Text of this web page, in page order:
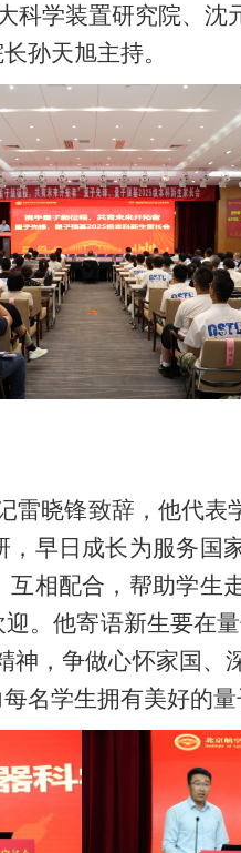
科学装置研究院、
孙天旭主持。
雷晓锋致辞，他代表
早日成长为服务国
相配合，帮助学生
。他寄语新生要在
神，争做心怀家国
名学生拥有美好的量